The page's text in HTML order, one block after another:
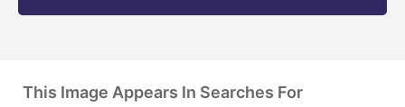
This Image Appears In Searches For